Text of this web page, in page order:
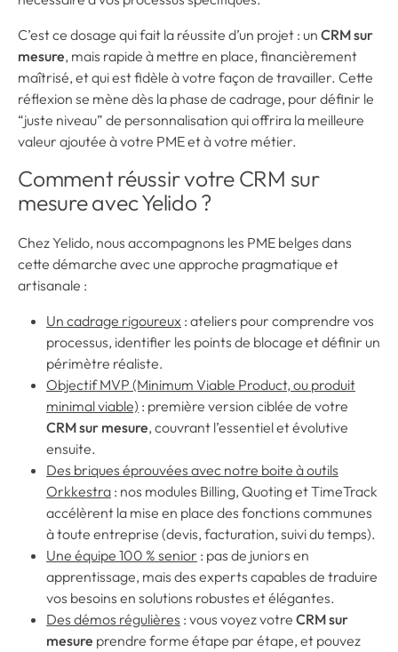
C’est ce dosage qui fait la réussite d’un projet : un CRM sur
mesure, mais rapide à mettre en place, financièrement
maîtrisé, et qui est fidèle à votre façon de travailler. Cette
réflexion se mène dès la phase de cadrage, pour définir le
“juste niveau” de personnalisation qui offrira la meilleure
valeur ajoutée à votre PME et à votre métier.
Comment réussir votre CRM sur
mesure avec Yelido ?
Chez Yelido, nous accompagnons les PME belges dans
cette démarche avec une approche pragmatique et
artisanale :
Un cadrage rigoureux : ateliers pour comprendre vos
processus, identifier les points de blocage et définir un
périmètre réaliste.
Objectif MVP (Minimum Viable Product, ou produit
minimal viable) : première version ciblée de votre
CRM sur mesure, couvrant l’essentiel et évolutive
ensuite.
Des briques éprouvées avec notre boite à outils
Orkkestra : nos modules Billing, Quoting et TimeTrack
accélèrent la mise en place des fonctions communes
à toute entreprise (devis, facturation, suivi du temps).
Une équipe 100 % senior : pas de juniors en
apprentissage, mais des experts capables de traduire
vos besoins en solutions robustes et élégantes.
Des démos régulières : vous voyez votre CRM sur
mesure prendre forme étape par étape, et pouvez